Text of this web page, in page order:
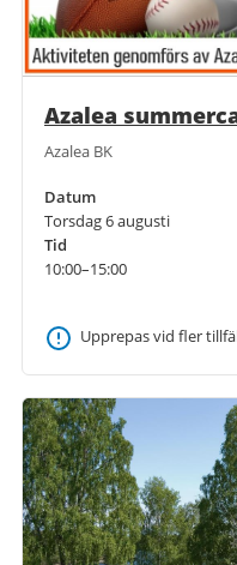
Azalea
Azalea BK
Datum
Torsdag 6 augusti
Tid
10:00–15:00
Upprepas vid fler